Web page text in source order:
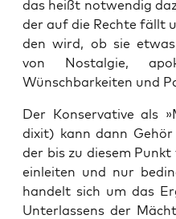
das heißt not­wen­dig
der auf die Rech­te fällt
den wird, ob sie
von Nost­al­gie,
Wünsch­bar­kei­ten und
Der Kon­ser­va­ti­ve als
dixit) kann dann
der bis zu die­sem
ein­lei­ten und nur
han­delt sich um das
Unter­las­sens der